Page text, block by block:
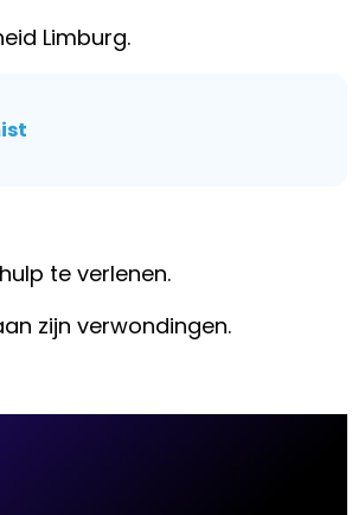
Limburg.
te verlenen.
zijn verwondingen.